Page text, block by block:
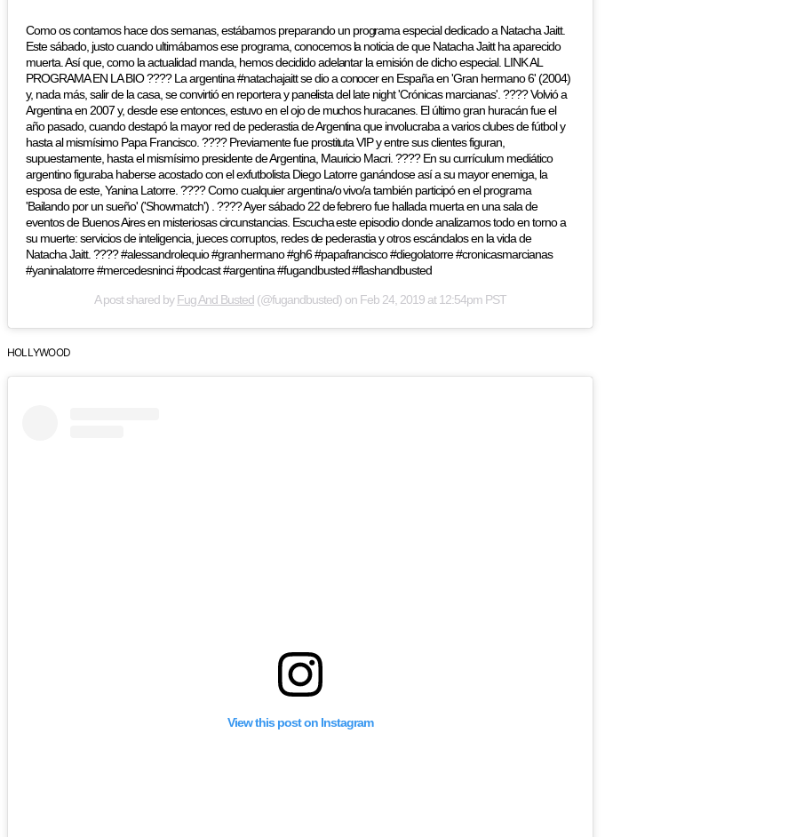
Como os contamos hace dos semanas, estábamos preparando un programa especial dedicado a Natacha Jaitt.
Este sábado, justo cuando ultimábamos ese programa, conocemos la noticia de que Natacha Jaitt ha aparecido
muerta. Así que, como la actualidad manda, hemos decidido adelantar la emisión de dicho especial. LINK AL
PROGRAMA EN LA BIO ???? La argentina #natachajaitt se dio a conocer en España en 'Gran hermano 6' (2004)
y, nada más, salir de la casa, se convirtió en reportera y panelista del late night 'Crónicas marcianas'. ???? Volvió a
Argentina en 2007 y, desde ese entonces, estuvo en el ojo de muchos huracanes. El último gran huracán fue el
año pasado, cuando destapó la mayor red de pederastia de Argentina que involucraba a varios clubes de fútbol y
hasta al mismísimo Papa Francisco. ???? Previamente fue prostituta VIP y entre sus clientes figuran,
supuestamente, hasta el mismísimo presidente de Argentina, Mauricio Macri. ???? En su currículum mediático
argentino figuraba haberse acostado con el exfutbolista Diego Latorre ganándose así a su mayor enemiga, la
esposa de este, Yanina Latorre. ???? Como cualquier argentina/o vivo/a también participó en el programa
'Bailando por un sueño' ('Showmatch') . ???? Ayer sábado 22 de febrero fue hallada muerta en una sala de
eventos de Buenos Aires en misteriosas circunstancias. Escucha este episodio donde analizamos todo en torno a
su muerte: servicios de inteligencia, jueces corruptos, redes de pederastia y otros escándalos en la vida de
Natacha Jaitt. ???? #alessandrolequio #granhermano #gh6 #papafrancisco #diegolatorre #cronicasmarcianas
#yaninalatorre #mercedesninci #podcast #argentina #fugandbusted #flashandbusted
A post shared byFug And Busted (@fugandbusted) on Feb 24, 2019 at 12:54pm PST
HOLLYWOOD
View this post on Instagram